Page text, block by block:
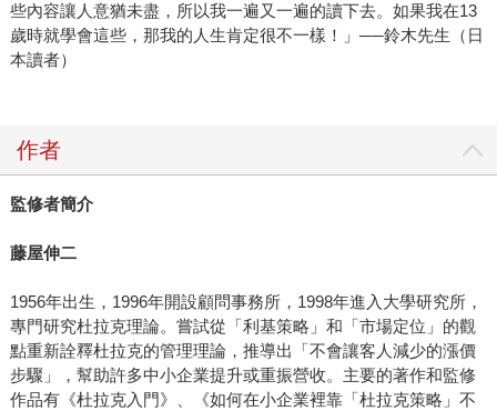
些內容讓人意猶未盡，所以我一遍又一遍的讀下去。如果我在13
歲時就學會這些，那我的人生肯定很不一樣！」──鈴木先生（日
本讀者）
作者
監修者簡介
藤屋伸二
1956年出生，1996年開設顧問事務所，1998年進入大學研究所，
專門研究杜拉克理論。嘗試從「利基策略」和「市場定位」的觀
點重新詮釋杜拉克的管理理論，推導出「不會讓客人減少的漲價
步驟」，幫助許多中小企業提升或重振營收。主要的著作和監修
作品有《杜拉克入門》、《如何在小企業裡靠「杜拉克策略」不